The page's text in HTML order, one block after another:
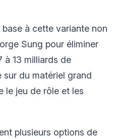
à cette variante non
Sung pour éliminer
à 13 milliards de
du matériel grand
le jeu de rôle et les
plusieurs options de